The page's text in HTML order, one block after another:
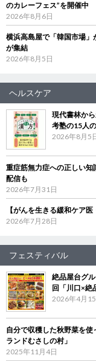
のカレーフェス”を開催中
2026年8月6日
横浜高島屋で「韓国市場
が集結
2026年8月5日
ヘルスケア
現代書林か
考塾の15人
2026年8月5
重症筋無力症への正しい
配信も
2026年7月31日
【がんを生きる緩和ケア
2026年7月28日
フェスティバル
絶品屋台グ
回「川口×絶
2026年4月
自分で収穫した秋野菜を
ランドむさしの村」
2025年11月4日